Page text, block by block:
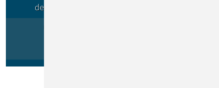
der